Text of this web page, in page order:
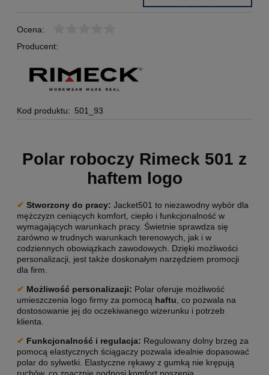
Ocena:
Producent:
Kod produktu: 501_93
Polar roboczy Rimeck 501 z
haftem logo
✔ Stworzony do pracy: Jacket501 to niezawodny wybór dla
mężczyzn ceniących komfort, ciepło i funkcjonalność w
wymagających warunkach pracy. Świetnie sprawdza się
zarówno w trudnych warunkach terenowych, jak i w
codziennych obowiązkach zawodowych. Dzięki możliwości
personalizacji, jest także doskonałym narzędziem promocji
dla firm.
✔ Możliwość personalizacji: Polar oferuje możliwość
umieszczenia logo firmy za pomocą haftu, co pozwala na
dostosowanie jej do oczekiwanego wizerunku i potrzeb
klienta.
✔ Funkcjonalność i regulacja: Regulowany dolny brzeg za
pomocą elastycznych ściągaczy pozwala idealnie dopasować
polar do sylwetki. Elastyczne rękawy z gumką nie krępują